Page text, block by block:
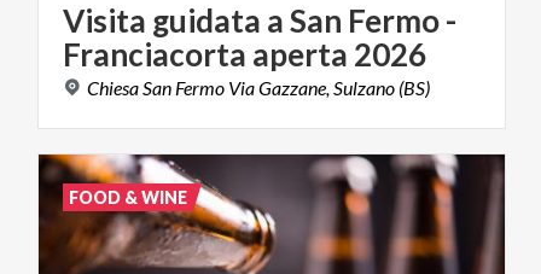
Visita guidata aSan Fermo-
Franciacorta aperta 2026
ChiesaSan Fermo ViaGazzane,Sulzano (BS)
FOOD & WINE